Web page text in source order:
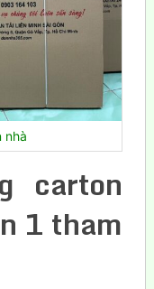
nhà
carton
1 tham